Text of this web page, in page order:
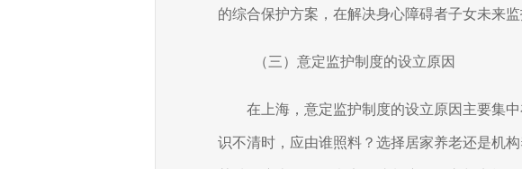
的综合保护方案，在解决身心障碍者子女未来
（三）意定监护制度的设立原因
在上海，意定监护制度的设立原因主要集
识不清时，应由谁照料？选择居家养老还是机